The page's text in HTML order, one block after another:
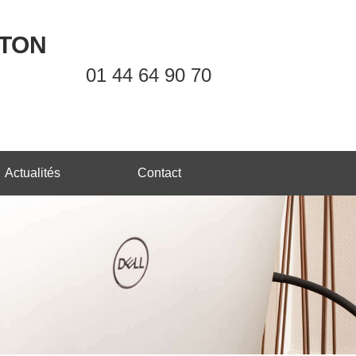
01 44 64 90 70
Actualités Contact